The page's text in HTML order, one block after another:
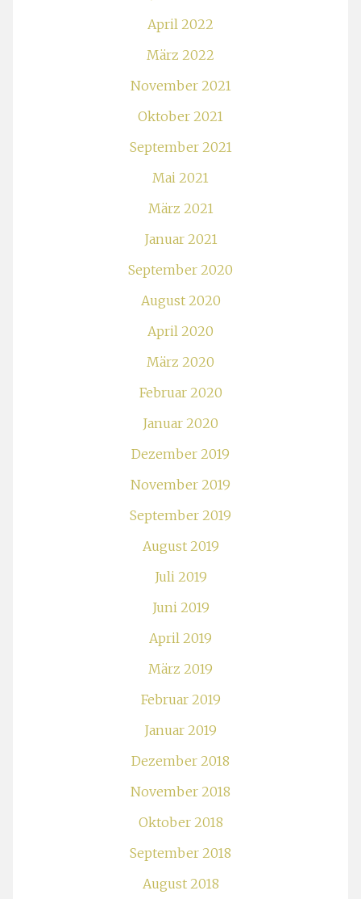
April 2022
März 2022
November 2021
Oktober 2021
September 2021
Mai 2021
März 2021
Januar 2021
September 2020
August 2020
April 2020
März 2020
Februar 2020
Januar 2020
Dezember 2019
November 2019
September 2019
August 2019
Juli 2019
Juni 2019
April 2019
März 2019
Februar 2019
Januar 2019
Dezember 2018
November 2018
Oktober 2018
September 2018
August 2018